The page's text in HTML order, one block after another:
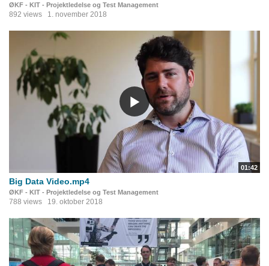
ØKF - KIT - Projektledelse og Test Management
892 views 1. november 2018
01:42
Big Data Video.mp4
ØKF - KIT - Projektledelse og Test Management
788 views 19. oktober 2018